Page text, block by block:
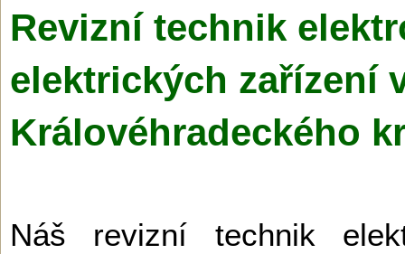
Revizní technik
elektrických zařízení
Královéhradec­kého
Náš revizní technik